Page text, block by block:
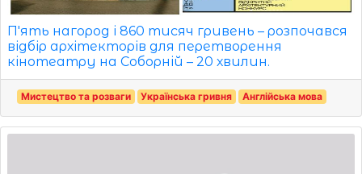
П'ять нагород і 860 тисяч гривень – розпочався
відбір архітекторів для перетворення
кінотеатру на Соборній – 20 хвилин.
Мистецтво та розваги Українська гривня Англійська мова